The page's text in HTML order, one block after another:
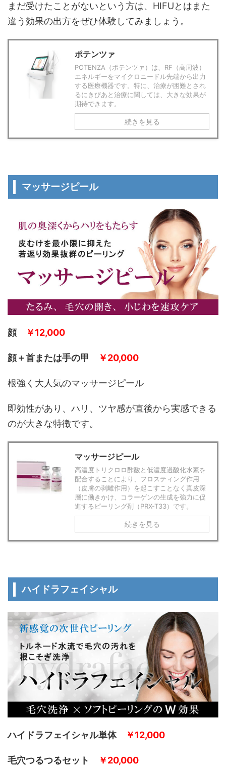
まだ受けたことがないという方は、HIFUとはまた
違う効果の出方をぜひ体験してみましょう。
ポテンツァ
POTENZA（ポテンツァ）は、RF（高周波）
エネルギーをマイクロニードル先端から出力
する医療機器です。特に、治療が困難とされ
るにきびあと治療に関しては、大きな効果が
期待できます。
続きを見る
マッサージピール
顔 ￥12,000
顔＋首または手の甲 ￥20,000
根強く大人気のマッサージピール
即効性があり、ハリ、ツヤ感が直後から実感できる
のが大きな特徴です。
マッサージピール
高濃度トリクロロ酢酸と低濃度過酸化水素を
配合することにより、フロスティング作用
（皮膚の剥離作用）を起こすことなく真皮深
層に働きかけ、コラーゲンの生成を強力に促
進するピーリング剤（PRX-T33）です。
続きを見る
ハイドラフェイシャル
ハイドラフェイシャル単体 ￥12,000
毛穴つるつるセット ￥20,000